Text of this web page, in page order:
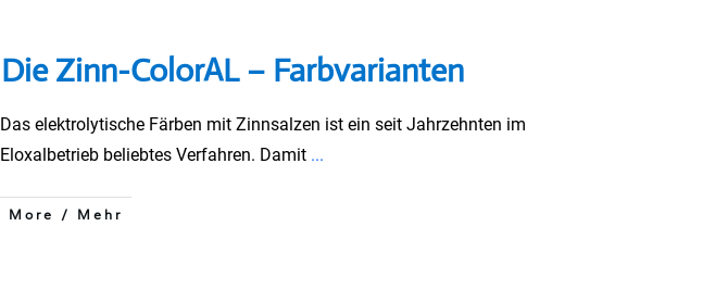
Die Zinn-ColorAL – Farbvarianten
Das elektrolytische Färben mit Zinnsalzen ist ein seit Jahrzehnten im
Eloxalbetrieb beliebtes Verfahren. Damit ...
More / Mehr